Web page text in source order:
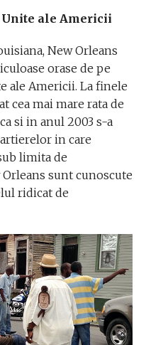
Unite ale Americii
New Orleans
orase de pe
ale Americii. La finele
cea mai mare rata de
si in anul 2003 s-a
in care
limita de
sunt cunoscute
ridicat de